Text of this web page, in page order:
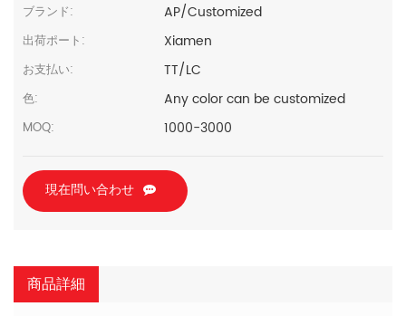
ブランド: AP/Customized
出荷ポート: Xiamen
お支払い: TT/LC
色: Any color can be customized
MOQ: 1000-3000
現在問い合わせ
商品詳細